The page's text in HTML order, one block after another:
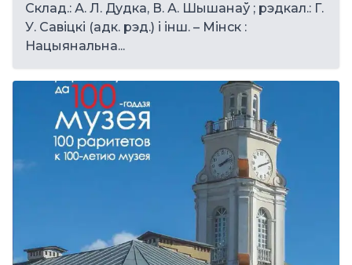
Склад.: А. Л. Дудка, В. А. Шышанаў ; рэдкал.: Г.
У. Савіцкі (адк. рэд.) і інш. – Мінск :
Нацыянальна...